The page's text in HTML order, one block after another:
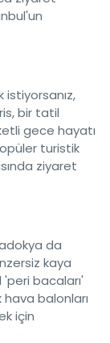
istiyorsanız,
bir tatil
gece hayatı
turistik
ziyaret
da
kaya
'peri bacaları'
hava balonları
için